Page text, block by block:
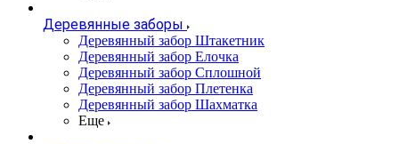
Деревянные заборы
Деревянный забор Штакетник
Деревянный забор Елочка
Деревянный забор Сплошной
Деревянный забор Плетенка
Деревянный забор Шахматка
Еще